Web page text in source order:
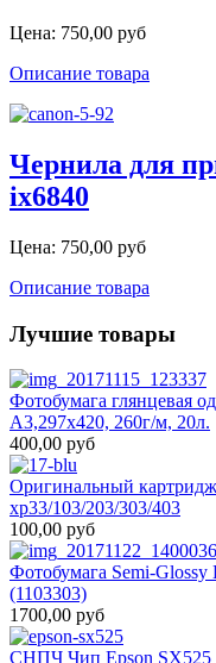
Цена: 750,00 руб
Описание товара
Чернила для
ix6840
Цена: 750,00 руб
Описание товара
Лучшие товары
Фотобумага глянцевая
А3,297х420, 260г/м, 20л.
400,00 руб
Оригинальный
xp33/103/203/303/403
100,00 руб
Фотобумага Semi-
(1103303)
1700,00 руб
СНПЧ Чип Epson SX525